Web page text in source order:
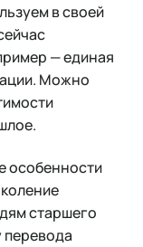
в своей
— единая
Можно
особенности
старшего
перевода